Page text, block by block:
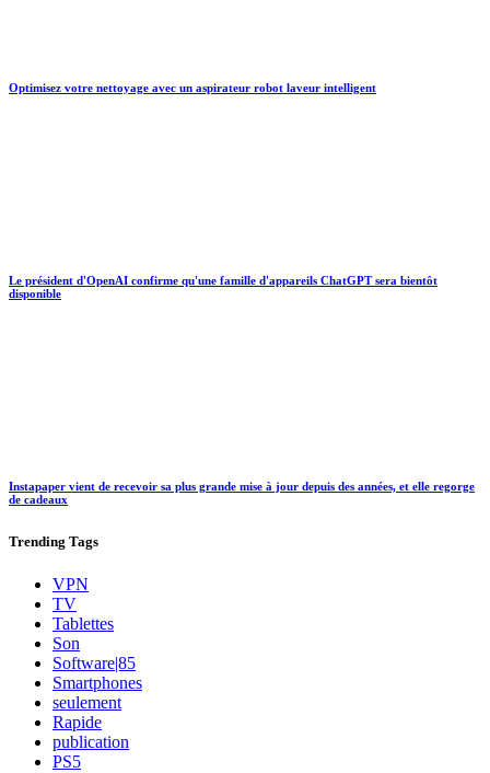
Optimisez votre nettoyage avec un aspirateur robot laveur intelligent
Le président d'OpenAI confirme qu'une famille d'appareils ChatGPT sera bientôt
disponible
Instapaper vient de recevoir sa plus grande mise à jour depuis des années, et elle regorge
de cadeaux
Trending Tags
VPN
TV
Tablettes
Son
Software|85
Smartphones
seulement
Rapide
publication
PS5